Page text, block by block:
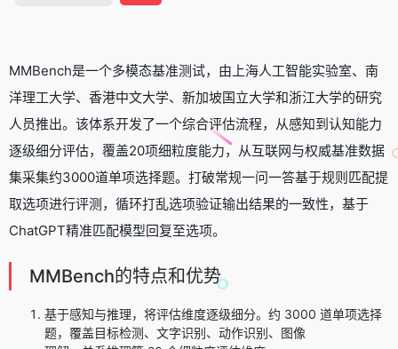
MMBench是一个多模态基准测试，由上海人工智能实验室、南
洋理工大学、香港中文大学、新加坡国立大学和浙江大学的研究
人员推出。该体系开发了一个综合评估流程，从感知到认知能力
逐级细分评估，覆盖20项细粒度能力，从互联网与权威基准数据
集采集约3000道单项选择题。打破常规一问一答基于规则匹配提
取选项进行评测，循环打乱选项验证输出结果的一致性，基于
ChatGPT精准匹配模型回复至选项。
MMBench的特点和优势
基于感知与推理，将评估维度逐级细分。约 3000 道单项选择
题，覆盖目标检测、文字识别、动作识别、图像